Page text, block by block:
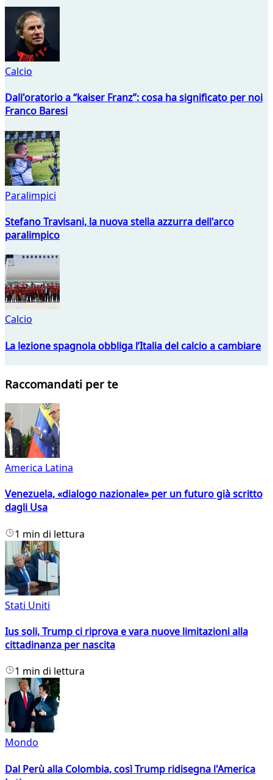
Calcio
Dall'oratorio a “kaiser Franz”: cosa ha significato per noi
Franco Baresi
Paralimpici
Stefano Travisani, la nuova stella azzurra dell'arco
paralimpico
Calcio
La lezione spagnola obbliga l’Italia del calcio a cambiare
Raccomandati per te
America Latina
Venezuela, «dialogo nazionale» per un futuro già scritto
dagli Usa
1 min di lettura
Stati Uniti
Ius soli, Trump ci riprova e vara nuove limitazioni alla
cittadinanza per nascita
1 min di lettura
Mondo
Dal Perù alla Colombia, così Trump ridisegna l'America